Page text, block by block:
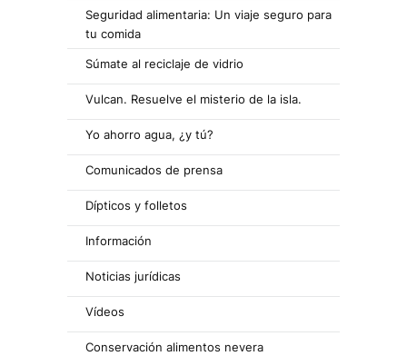
Seguridad alimentaria: Un viaje seguro para
tu comida
Súmate al reciclaje de vidrio
Vulcan. Resuelve el misterio de la isla.
Yo ahorro agua, ¿y tú?
Comunicados de prensa
Dípticos y folletos
Información
Noticias jurídicas
Vídeos
Conservación alimentos nevera